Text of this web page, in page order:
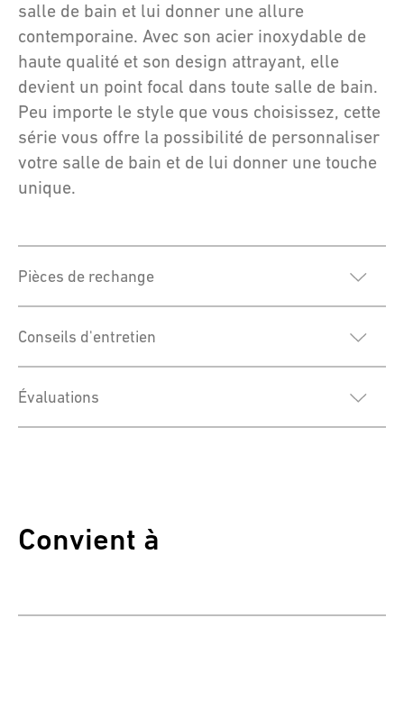
salle de bain et lui donner une allure
contemporaine. Avec son acier inoxydable de
haute qualité et son design attrayant, elle
devient un point focal dans toute salle de bain.
Peu importe le style que vous choisissez, cette
série vous offre la possibilité de personnaliser
votre salle de bain et de lui donner une touche
unique.
Pièces de rechange
Conseils d'entretien
Évaluations
Convient à